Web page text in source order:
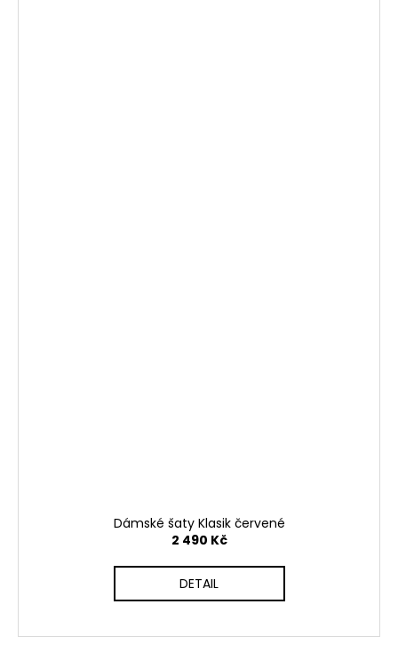
Dámské šaty Klasik červené
2 490 Kč
DETAIL